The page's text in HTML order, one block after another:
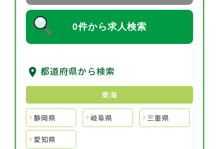
0件から求人検索
都道府県から検索
東海
静岡県 岐阜県 三重県
愛知県